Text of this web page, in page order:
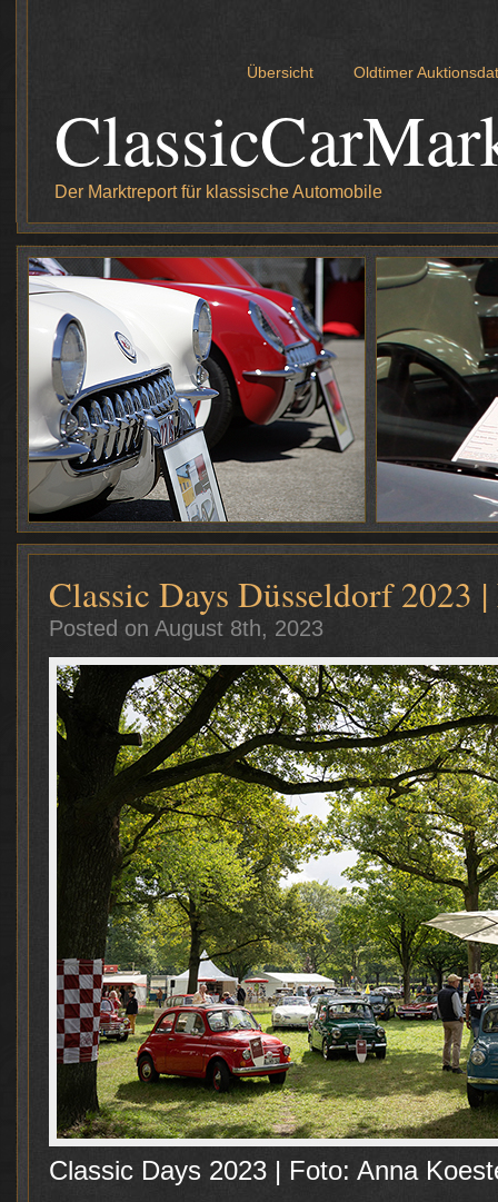
Übersicht Oldtimer
Der Marktreport für klassische Automobile
Classic Days Düsseldorf 2023
Posted on August 8th, 2023
Classic Days 2023 | Foto: Anna